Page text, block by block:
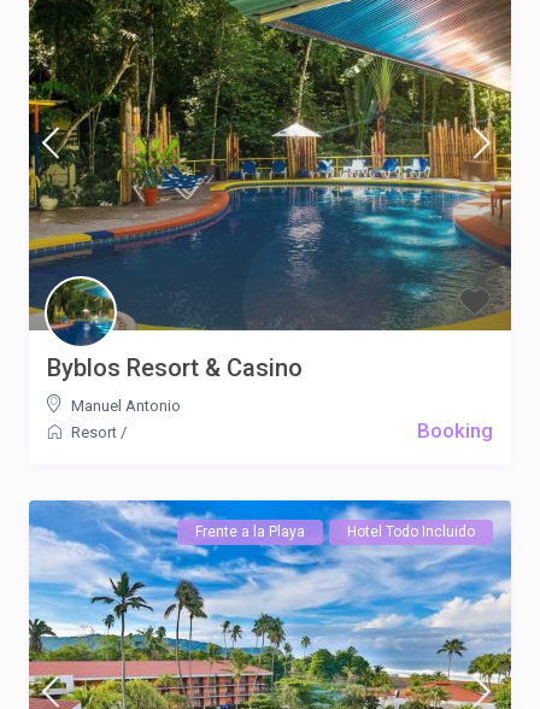
Booking
Byblos Resort & Casino
Manuel Antonio
Resort /
Frente a la Playa Hotel Todo Incluido